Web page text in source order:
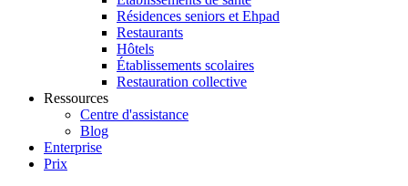
Résidences seniors et Ehpad
Restaurants
Hôtels
Établissements scolaires
Restauration collective
Ressources
Centre d'assistance
Blog
Enterprise
Prix